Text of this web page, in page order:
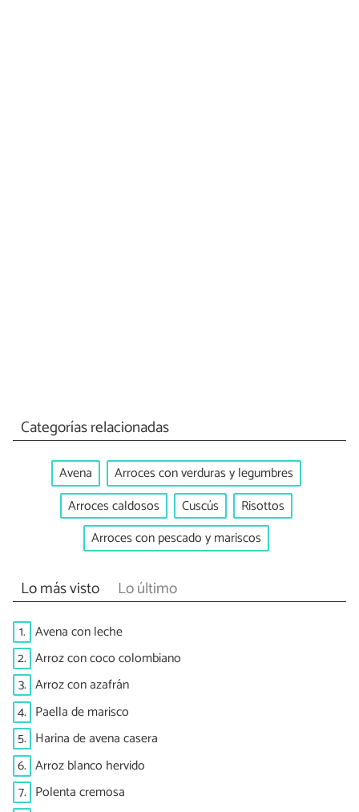
Categorías relacionadas
Avena
Arroces con verduras y legumbres
Arroces caldosos
Cuscús
Risottos
Arroces con pescado y mariscos
Lo más visto Lo último
1. Avena con leche
2. Arroz con coco colombiano
3. Arroz con azafrán
4. Paella de marisco
5. Harina de avena casera
6. Arroz blanco hervido
7. Polenta cremosa